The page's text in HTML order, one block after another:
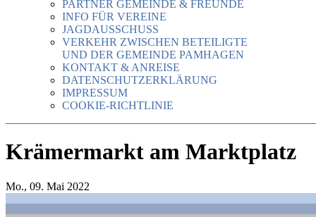
PARTNER GEMEINDE & FREUNDE
INFO FÜR VEREINE
JAGDAUSSCHUSS
VERKEHR ZWISCHEN BETEILIGTE
UND DER GEMEINDE PAMHAGEN
KONTAKT & ANREISE
DATENSCHUTZERKLÄRUNG
IMPRESSUM
COOKIE-RICHTLINIE
Krämermarkt am Marktplatz
Mo., 09. Mai 2022